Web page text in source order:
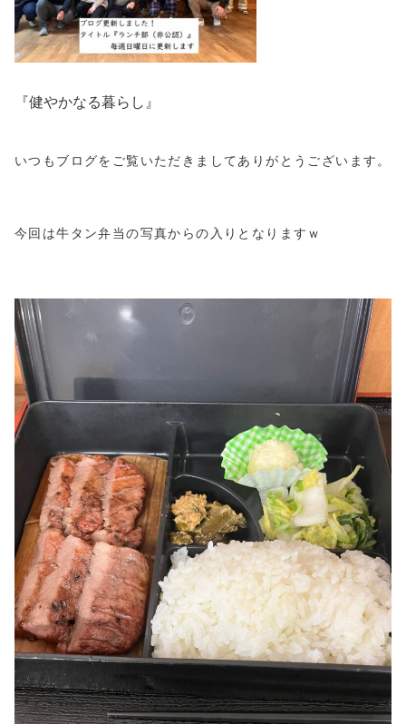
『健やかなる暮らし』
いつもブログをご覧いただきましてありがとうございます。
今回は牛タン弁当の写真からの入りとなりますｗ